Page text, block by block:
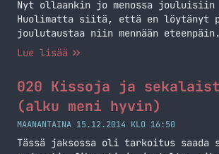
ja hieman vuodesta 2015
Nyt ollaankin jo menossa jouluisiin
Huolimatta siitä, että en löytänyt
joulutaustaa niin mennään
myös hieman sitä mitä on sivustolle
podcastin kuuntelijoille hyvää
Lue lisää
020 Kissoja ja
(alku meni hyvin)
MAANANTAINA 15.12.2014 KLO 16:50
Tässä jaksossa oli tarkoitus saada